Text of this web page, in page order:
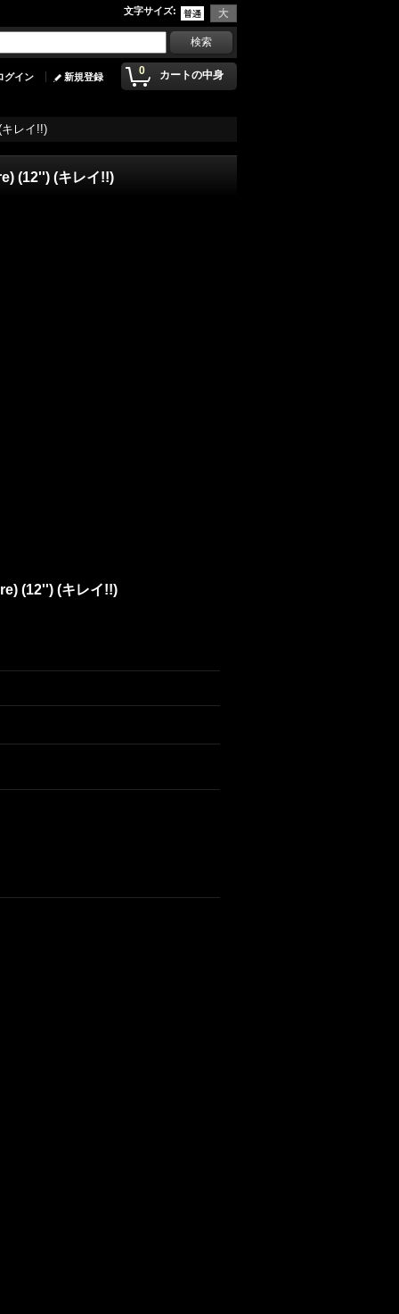
文字サイズ:
0 カートの中身
グイン 新規登録
レイ!!)
(12'') (キレイ!!)
(12'') (キレイ!!)